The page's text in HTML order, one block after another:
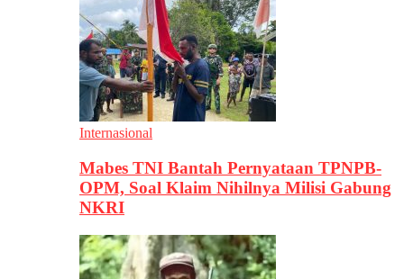
Internasional
Mabes TNI Bantah Pernyataan TPNPB-
OPM, Soal Klaim Nihilnya Milisi Gabung
NKRI